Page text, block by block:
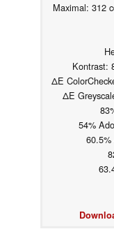
Maximal: 312
Kontrast:
ΔE
ΔE
54%
60.5%